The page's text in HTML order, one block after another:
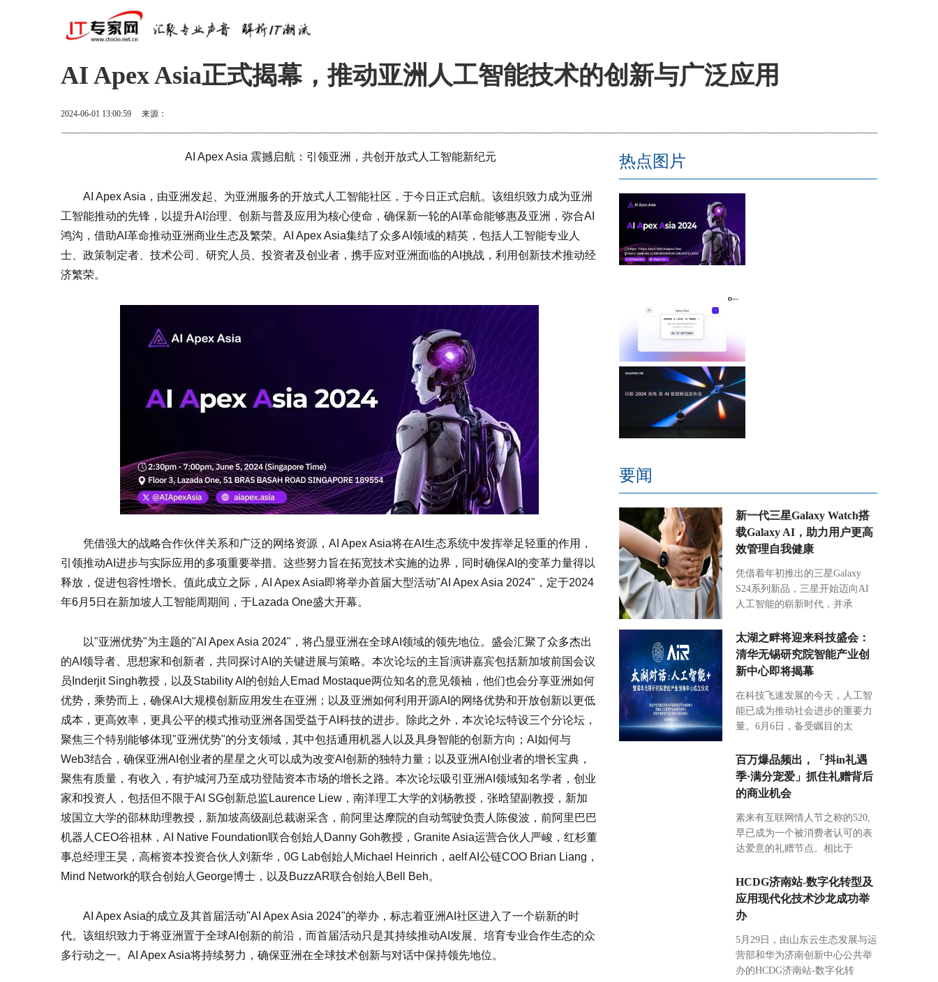
AI Apex Asia正式揭幕，推动亚洲人工智能技术的创新与广泛应用
2024-06-01 13:00:59 来源：
AI Apex Asia 震撼启航：引领亚洲，共创开放式人工智能新纪元
AI Apex Asia，由亚洲发起、为亚洲服务的开放式人工智能社区，于今日正式启航。该组织致力成为亚洲
工智能推动的先锋，以提升AI治理、创新与普及应用为核心使命，确保新一轮的AI革命能够惠及亚洲，弥合AI
鸿沟，借助AI革命推动亚洲商业生态及繁荣。AI Apex Asia集结了众多AI领域的精英，包括人工智能专业人
士、政策制定者、技术公司、研究人员、投资者及创业者，携手应对亚洲面临的AI挑战，利用创新技术推动经
济繁荣。
凭借强大的战略合作伙伴关系和广泛的网络资源，AI Apex Asia将在AI生态系统中发挥举足轻重的作用，
引领推动AI进步与实际应用的多项重要举措。这些努力旨在拓宽技术实施的边界，同时确保AI的变革力量得以
释放，促进包容性增长。值此成立之际，AI Apex Asia即将举办首届大型活动"AI Apex Asia 2024"，定于2024
年6月5日在新加坡人工智能周期间，于Lazada One盛大开幕。
以"亚洲优势"为主题的"AI Apex Asia 2024"，将凸显亚洲在全球AI领域的领先地位。盛会汇聚了众多杰出
的AI领导者、思想家和创新者，共同探讨AI的关键进展与策略。本次论坛的主旨演讲嘉宾包括新加坡前国会议
员Inderjit Singh教授，以及Stability AI的创始人Emad Mostaque两位知名的意见领袖，他们也会分享亚洲如何
优势，乘势而上，确保AI大规模创新应用发生在亚洲；以及亚洲如何利用开源AI的网络优势和开放创新以更低
成本，更高效率，更具公平的模式推动亚洲各国受益于AI科技的进步。除此之外，本次论坛特设三个分论坛，
聚焦三个特别能够体现"亚洲优势"的分支领域，其中包括通用机器人以及具身智能的创新方向；AI如何与
Web3结合，确保亚洲AI创业者的星星之火可以成为改变AI创新的独特力量；以及亚洲AI创业者的增长宝典，
聚焦有质量，有收入，有护城河乃至成功登陆资本市场的增长之路。本次论坛吸引亚洲AI领域知名学者，创业
家和投资人，包括但不限于AI SG创新总监Laurence Liew，南洋理工大学的刘杨教授，张晗望副教授，新加
坡国立大学的邵林助理教授，新加坡高级副总裁谢采含，前阿里达摩院的自动驾驶负责人陈俊波，前阿里巴巴
机器人CEO谷祖林，AI Native Foundation联合创始人Danny Goh教授，Granite Asia运营合伙人严峻，红杉董
事总经理王昊，高榕资本投资合伙人刘新华，0G Lab创始人Michael Heinrich，aelf AI公链COO Brian Liang，
Mind Network的联合创始人George博士，以及BuzzAR联合创始人Bell Beh。
AI Apex Asia的成立及其首届活动"AI Apex Asia 2024"的举办，标志着亚洲AI社区进入了一个崭新的时
代。该组织致力于将亚洲置于全球AI创新的前沿，而首届活动只是其持续推动AI发展、培育专业合作生态的众
多行动之一。AI Apex Asia将持续努力，确保亚洲在全球技术创新与对话中保持领先地位。
热点图片
要闻
新一代三星Galaxy Watch搭
载Galaxy AI，助力用户更高
效管理自我健康
凭借着年初推出的三星Galaxy
S24系列新品，三星开始迈向AI
人工智能的崭新时代，并承
太湖之畔将迎来科技盛会：
清华无锡研究院智能产业创
新中心即将揭幕
在科技飞速发展的今天，人工智
能已成为推动社会进步的重要力
量。6月6日，备受瞩目的太
百万爆品频出，「抖in礼遇
季·满分宠爱」抓住礼赠背后
的商业机会
素来有互联网情人节之称的520,
早已成为一个被消费者认可的表
达爱意的礼赠节点。相比于
HCDG济南站-数字化转型及
应用现代化技术沙龙成功举
办
5月29日，由山东云生态发展与运
营部和华为济南创新中心公共举
办的HCDG济南站-数字化转